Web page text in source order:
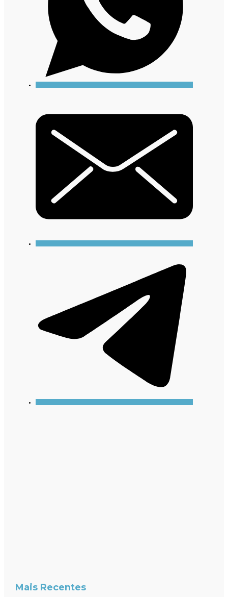
Mais Recentes